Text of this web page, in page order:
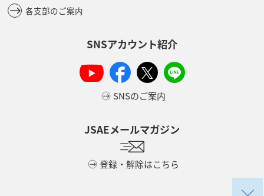
各支部のご案内
SNSアカウント紹介
SNSのご案内
JSAEメールマガジン
登録・解除はこちら